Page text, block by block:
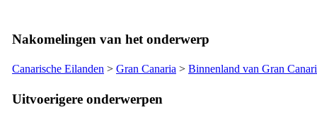
Nakomelingen van het onderwerp
Canarische Eilanden > Gran Canaria > Binnenland van Gran
Uitvoerigere onderwerpen